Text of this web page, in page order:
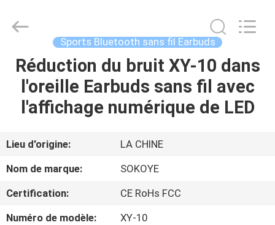
MAISON
PRODUITS
AU
SUJET
DE
Electronic
Reserved.
Sports Bluetooth sans fil Earbuds
Réduction du bruit XY-10 dans
l'oreille Earbuds sans fil avec
l'affichage numérique de LED
Lieu d'origine:
LA CHINE
Nom de marque:
SOKOYE
Certification:
CE RoHs FCC
Numéro de modèle:
XY-10